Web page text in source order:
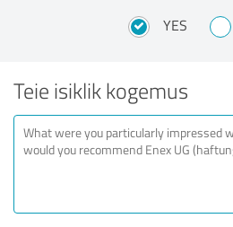
YES
Teie isiklik kogemus